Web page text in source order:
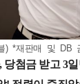
) *재판매 및 DB